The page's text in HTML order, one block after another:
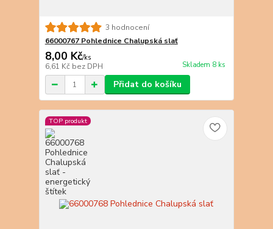
3 hodnocení
66000767 Pohlednice Chalupská slať
8,00 Kč/ks
6,61 Kč bez DPH Skladem 8 ks
Přidat do košíku
TOP produkt